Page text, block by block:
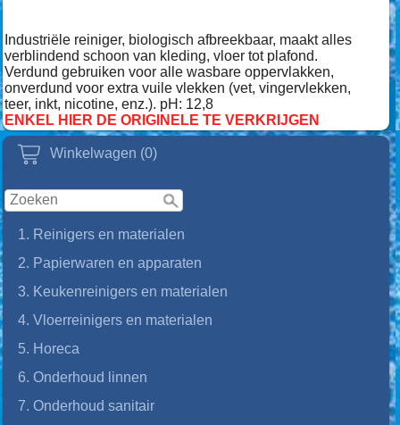
Winkelwagen (0)
1. Reinigers en materialen
2. Papierwaren en apparaten
3. Keukenreinigers en materialen
4. Vloerreinigers en materialen
5. Horeca
6. Onderhoud linnen
7. Onderhoud sanitair
Industriële reiniger, biologisch afbreekbaar, maakt alles
verblindend schoon van kleding, vloer tot plafond.
Verdund gebruiken voor alle wasbare oppervlakken,
onverdund voor extra vuile vlekken (vet, vingervlekken,
teer, inkt, nicotine, enz.). pH: 12,8
ENKEL HIER DE ORIGINELE TE VERKRIJGEN